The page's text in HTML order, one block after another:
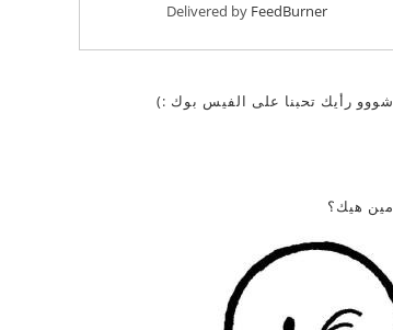
Delivered by FeedBurner
شووو رأيك تحبنا على الفيس بوك :)
مين هيك؟